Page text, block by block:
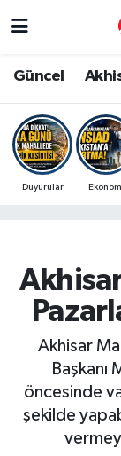
Güncel
Duyurular
Akhisar
Başkanı
öncesinde
şekilde
Güncel
Akhisar
Eğitim
Ekonomi
Tarım-
Kültür-
Magazin
Magazin
Kültür-
Duyurular
Röportaj
Dünya
Yaşam
Kadın
Güncel
Eğitim
Siyaset
Ekonomi
Magazin
Kültür-
Duyurular
Manisa
Manisa
Manisa
Süper Lig
Tüm
Son
Haber